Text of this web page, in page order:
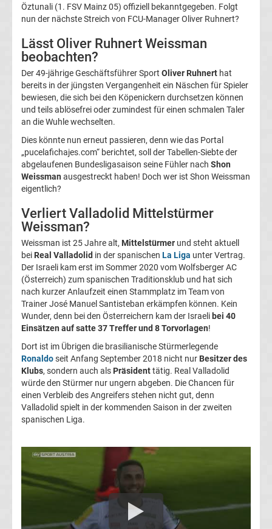
1.
FC
Magdeburg
Transfergerüchte
FC
Nürnberg
Transfergerüchte
1.
FC
Saarbrücken
Transfergerüchte
1.
FC
Union
Berlin
Transfergerüchte
Öztunali (1. FSV Mainz 05) offiziell bekanntgegeben. Folgt
nun der nächste Streich von FCU-Manager Oliver Ruhnert?
Lässt Oliver Ruhnert Weissman
beobachten?
Der 49-jährige Geschäftsführer Sport Oliver Ruhnert hat
bereits in der jüngsten Vergangenheit ein Näschen für Spieler
bewiesen, die sich bei den Köpenickern durchsetzen können
und teils ablösefrei oder zumindest für einen schmalen Taler
an die Wuhle wechselten.
Dies könnte nun erneut passieren, denn wie das Portal
„pucelafichajes.com“ berichtet, soll der Tabellen-Siebte der
abgelaufenen Bundesligasaison seine Fühler nach Shon
Weissman ausgestreckt haben! Doch wer ist Shon Weissman
eigentlich?
Verliert Valladolid Mittelstürmer
Weissman?
Weissman ist 25 Jahre alt, Mittelstürmer und steht aktuell
bei Real Valladolid in der spanischen La Liga unter Vertrag.
Der Israeli kam erst im Sommer 2020 vom Wolfsberger AC
(Österreich) zum spanischen Traditionsklub und hat sich
nach kurzer Anlaufzeit einen Stammplatz im Team von
Trainer José Manuel Santisteban erkämpfen können. Kein
Wunder, denn bei den Österreichern kam der Israelibei 40
Einsätzen auf satte 37 Treffer und 8 Torvorlagen!
Dort ist im Übrigen die brasilianische Stürmerlegende
Ronaldoseit Anfang September 2018 nicht nur Besitzer des
Klubs, sondern auch als Präsidenttätig. Real Valladolid
würde den Stürmer nur ungern abgeben. Die Chancen für
einen Verbleib des Angreifers stehen nicht gut, denn
Valladolid spielt in der kommenden Saison in der zweiten
spanischen Liga.